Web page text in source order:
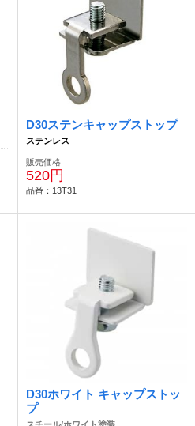
D30ステンキャップストップ
ステンレス
販売価格
520円
品番：13T31
D30ホワイト キャップストッ
プ